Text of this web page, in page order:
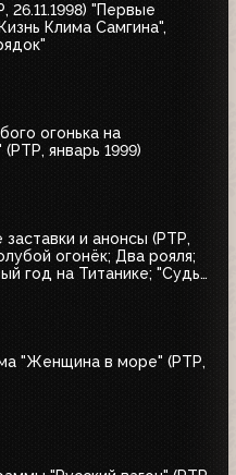
26.11.1998) "Первые
Клима Самгина",
огонька на
январь 1999)
заставки и анонсы (РТР,
огонёк; Два рояля;
год на Титанике; "Судья
"Женщина в море" (РТР,